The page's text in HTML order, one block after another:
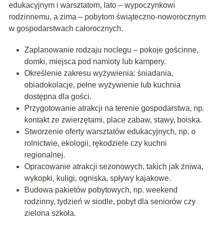
edukacyjnym i warsztatom, lato – wypoczynkowi
rodzinnemu, a zima – pobytom świąteczno-noworocznym
w gospodarstwach całorocznych.
Zaplanowanie rodzaju noclegu – pokoje gościnne,
domki, miejsca pod namioty lub kampery.
Określenie zakresu wyżywienia: śniadania,
obiadokolacje, pełne wyżywienie lub kuchnia
dostępna dla gości.
Przygotowanie atrakcji na terenie gospodarstwa, np.
kontakt ze zwierzętami, place zabaw, stawy, boiska.
Stworzenie oferty warsztatów edukacyjnych, np. o
rolnictwie, ekologii, rękodziele czy kuchni
regionalnej.
Opracowanie atrakcji sezonowych, takich jak żniwa,
wykopki, kuligi, ogniska, spływy kajakowe.
Budowa pakietów pobytowych, np. weekend
rodzinny, tydzień w siodle, pobyt dla seniorów czy
zielona szkoła.